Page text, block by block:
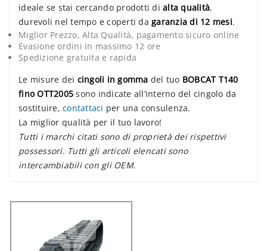
ideale se stai cercando prodotti di alta qualità,
durevoli nel tempo e coperti da garanzia di 12 mesi.
Miglior Prezzo, Alta Qualità, pagamento sicuro online
Evasione ordini in massimo 12 ore
Spedizione gratuita e rapida
Le misure dei cingoli in gomma del tuo BOBCAT T140
fino OTT2005 sono indicate all’interno del cingolo da
sostituire, contattaci per una consulenza.
La miglior qualità per il tuo lavoro!
Tutti i marchi citati sono di proprietà dei rispettivi
possessori. Tutti gli articoli elencati sono
intercambiabili con gli OEM.